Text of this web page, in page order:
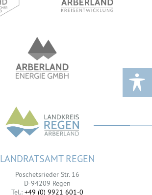
LANDRATSAMT REGEN
Poschetsrieder Str. 16
D-94209 Regen
Tel.: +49 (0) 9921 601-0